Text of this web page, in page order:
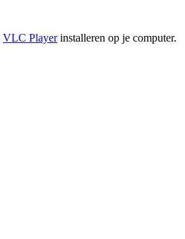
VLC Playerinstalleren op je computer.